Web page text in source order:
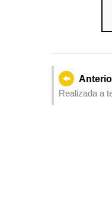
Realizada a